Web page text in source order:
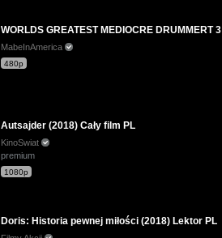
WORLDS GREATEST MEDIOCRE DRUMMERT 3
MabeInAmerica
480p
Autsajder (2018) Cały film PL
KinoSwiat
premium
1080p
Doris: Historia pewnej miłości (2018) Lektor PL